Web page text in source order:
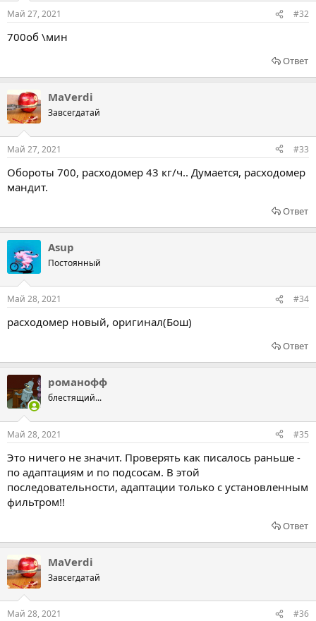
Май 27, 2021 #32
700об \мин
Ответ
MaVerdi
Завсегдатай
Май 27, 2021 #33
Обороты 700, расходомер 43 кг/ч.. Думается, расходомер
мандит.
Ответ
Asup
Постоянный
Май 28, 2021 #34
расходомер новый, оригинал(Бош)
Ответ
романофф
блестящий...
Май 28, 2021 #35
Это ничего не значит. Проверять как писалось раньше -
по адаптациям и по подсосам. В этой
последовательности, адаптации только с установленным
фильтром!!
Ответ
MaVerdi
Завсегдатай
Май 28, 2021 #36